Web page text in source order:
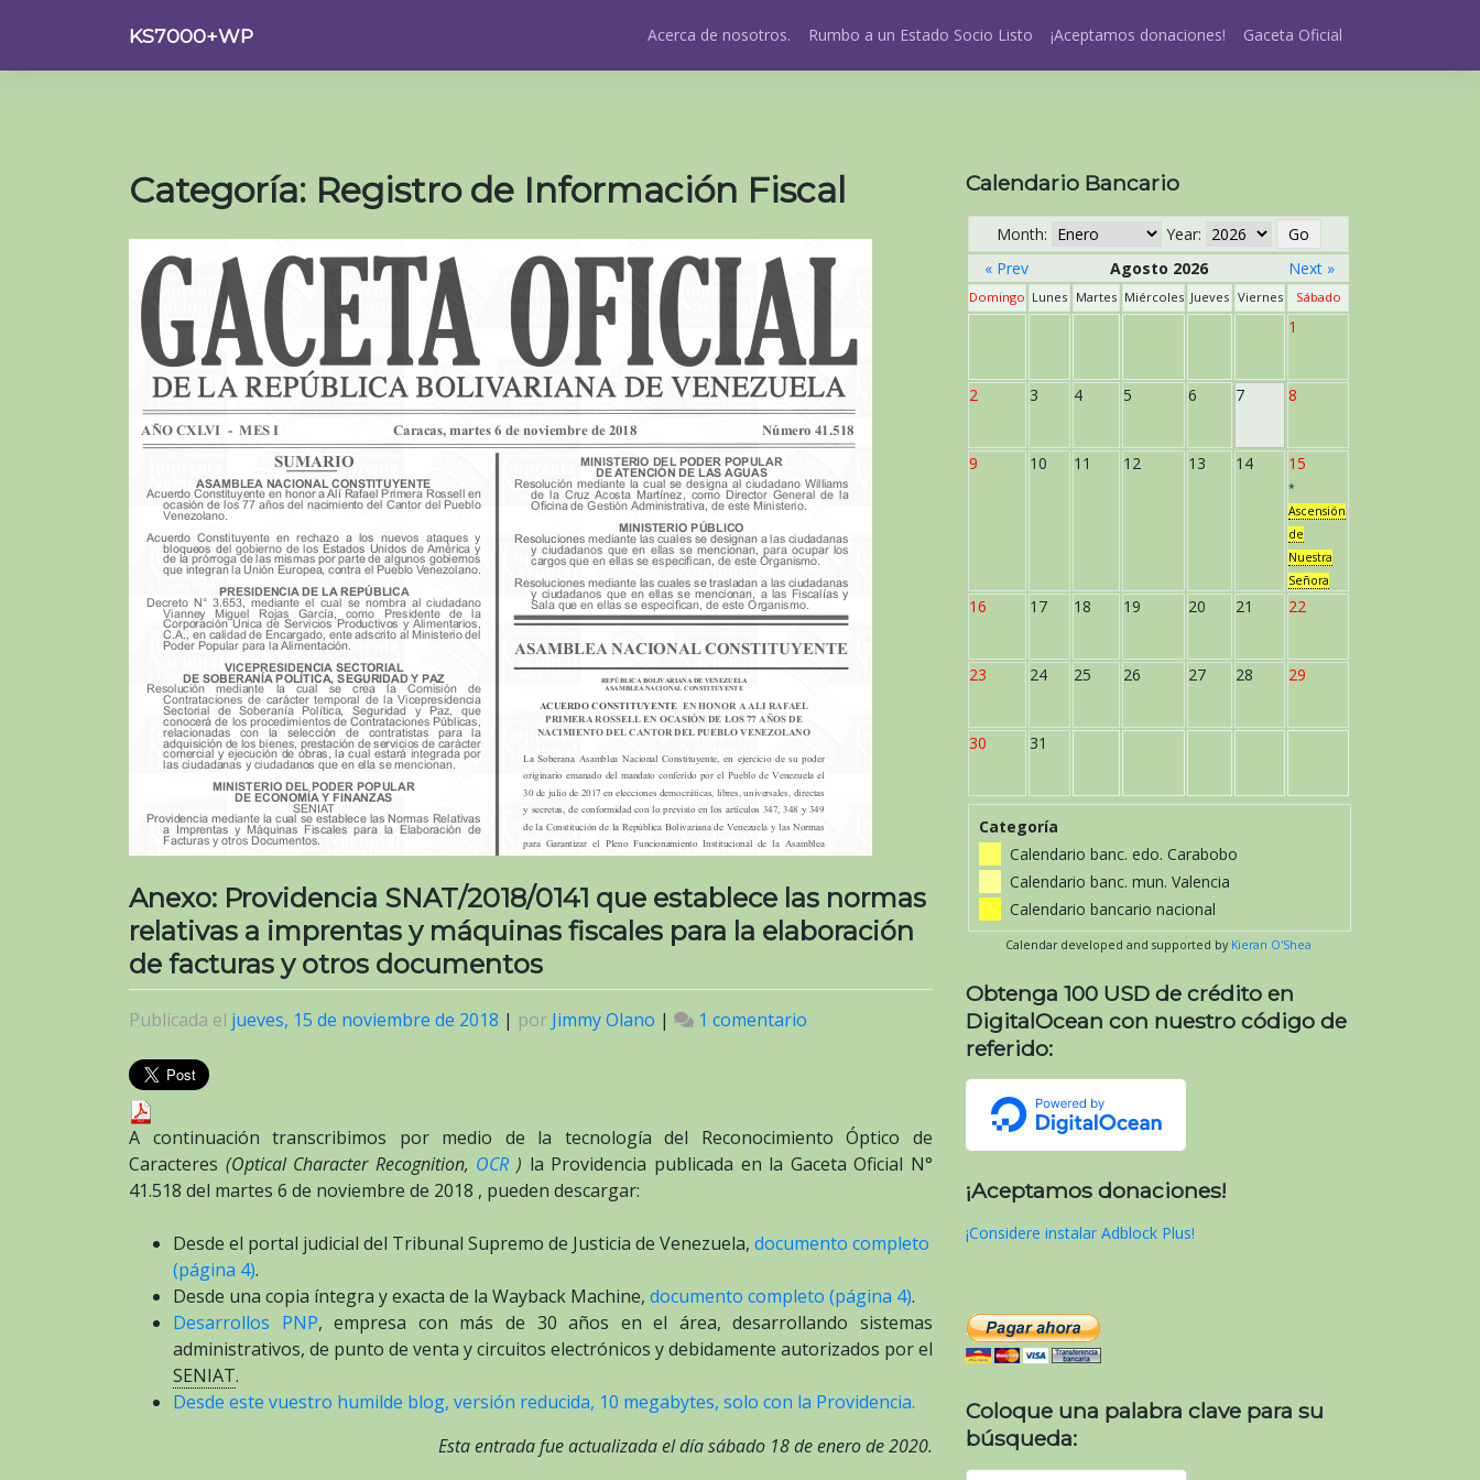
contenido
KS7000+WP Acerca de nosotros. Rumbo a un Estado Socio Listo ¡Aceptamos donaciones! Gaceta Oficial
Categoría: Registro de Información Fiscal
Anexo: Providencia SNAT/2018/0141 que establece las normas
relativas a imprentas y máquinas fiscales para la elaboración
de facturas y otros documentos
Publicada el jueves, 15 de noviembre de 2018 | por Jimmy Olano | 1 comentario
establece
las
a
imprentas
y
máquinas
fiscales
para
la
elaboración
A continuación transcribimos por medio de la tecnología del Reconocimiento Óptico de
Caracteres (Optical Character Recognition, OCR ) la Providencia publicada en la Gaceta Oficial N°
41.518 del martes 6 de noviembre de 2018 , pueden descargar:
Desde el portal judicial del Tribunal Supremo de Justicia de Venezuela, documento completo
(página 4).
Desde una copia íntegra y exacta de la Wayback Machine, documento completo (página 4).
Desarrollos PNP, empresa con más de 30 años en el área, desarrollando sistemas
administrativos, de punto de venta y circuitos electrónicos y debidamente autorizados por el
SENIAT.
Desde este vuestro humilde blog, versión reducida, 10 megabytes, solo con la Providencia.
Esta entrada fue actualizada el día sábado 18 de enero de 2020.
Calendario Bancario
Month:
Year:
« Prev
Agosto 2026 Next »
Domingo Lunes Martes Miércoles Jueves Viernes Sábado
1
2 3 4 5 6 7 8
9 10 11 12 13 14 15
*
Ascensión
de
Nuestra
Señora
16 17 18 19 20 21 22
23 24 25 26 27 28 29
30 31
Categoría
Calendario banc. edo. Carabobo
Calendario banc. mun. Valencia
Calendario bancario nacional
Calendar developed and supported by Kieran O'Shea
Obtenga 100 USD de crédito en
DigitalOcean con nuestro código de
referido:
¡Aceptamos donaciones!
¡Considere instalar Adblock Plus!
Coloque una palabra clave para su
búsqueda: